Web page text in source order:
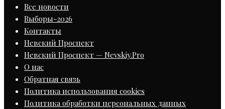
Все новости
Выборы-2026
Контакты
Невский Проспект
Невский Проспект — Nevskiy.Pro
О нас
Обратная связь
Политика использования cookies
Политика обработки персональных данных